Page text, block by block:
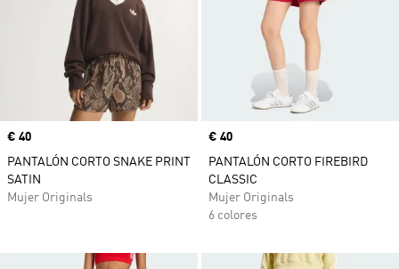
Precio
€ 40
PANTALÓN CORTO SNAKE PRINT
SATIN
Mujer Originals
Precio
€ 40
PANTALÓN CORTO FIREBIRD
CLASSIC
Mujer Originals
6 colores